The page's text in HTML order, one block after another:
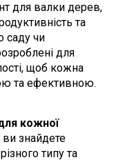
для валки дерев,
та
саду чи
для
щоб кожна
та ефективною.
кожної
знайдете
типу та